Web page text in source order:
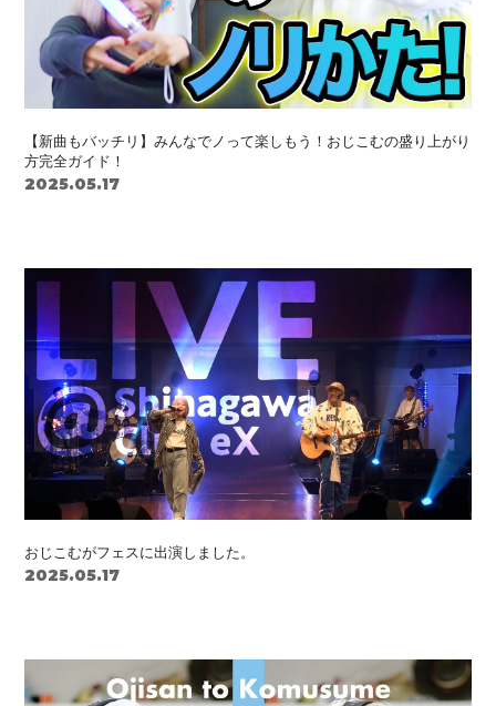
【新曲もバッチリ】みんなでノって楽しもう！おじこむの盛り上がり
方完全ガイド！
2025.05.17
おじこむがフェスに出演しました。
2025.05.17